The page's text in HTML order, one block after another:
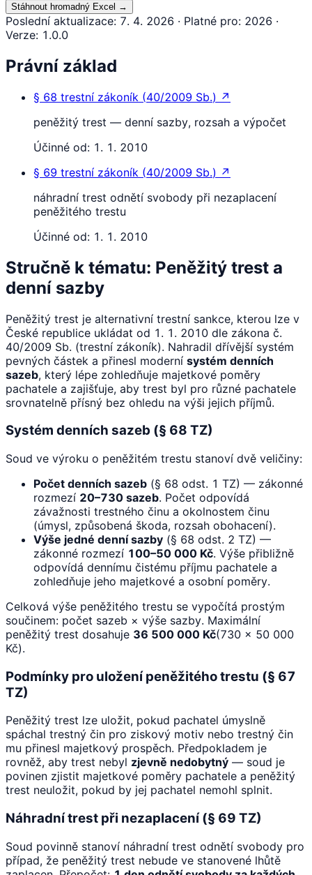
Stáhnout hromadný Excel →
Poslední aktualizace: 7. 4. 2026 · Platné pro: 2026 ·
Verze: 1.0.0
Právní základ
§ 68 trestní zákoník (40/2009 Sb.) ↗
peněžitý trest — denní sazby, rozsah a výpočet
Účinné od: 1. 1. 2010
§ 69 trestní zákoník (40/2009 Sb.) ↗
náhradní trest odnětí svobody při nezaplacení
peněžitého trestu
Účinné od: 1. 1. 2010
Stručně k tématu: Peněžitý trest a
denní sazby
Peněžitý trest je alternativní trestní sankce, kterou lze v
České republice ukládat od 1. 1. 2010 dle zákona č.
40/2009 Sb. (trestní zákoník). Nahradil dřívější systém
pevných částek a přinesl moderní systém denních
sazeb, který lépe zohledňuje majetkové poměry
pachatele a zajišťuje, aby trest byl pro různé pachatele
srovnatelně přísný bez ohledu na výši jejich příjmů.
Systém denních sazeb (§ 68 TZ)
Soud ve výroku o peněžitém trestu stanoví dvě veličiny:
Počet denních sazeb (§ 68 odst. 1 TZ) — zákonné
rozmezí 20–730 sazeb. Počet odpovídá
závažnosti trestného činu a okolnostem činu
(úmysl, způsobená škoda, rozsah obohacení).
Výše jedné denní sazby (§ 68 odst. 2 TZ) —
zákonné rozmezí 100–50 000 Kč. Výše přibližně
odpovídá dennímu čistému příjmu pachatele a
zohledňuje jeho majetkové a osobní poměry.
Celková výše peněžitého trestu se vypočítá prostým
součinem: počet sazeb × výše sazby. Maximální
peněžitý trest dosahuje 36 500 000 Kč(730 × 50 000
Kč).
Podmínky pro uložení peněžitého trestu (§ 67
TZ)
Peněžitý trest lze uložit, pokud pachatel úmyslně
spáchal trestný čin pro ziskový motiv nebo trestný čin
mu přinesl majetkový prospěch. Předpokladem je
rovněž, aby trest nebyl zjevně nedobytný — soud je
povinen zjistit majetkové poměry pachatele a peněžitý
trest neuložit, pokud by jej pachatel nemohl splnit.
Náhradní trest při nezaplacení (§ 69 TZ)
Soud povinně stanoví náhradní trest odnětí svobody pro
případ, že peněžitý trest nebude ve stanovené lhůtě